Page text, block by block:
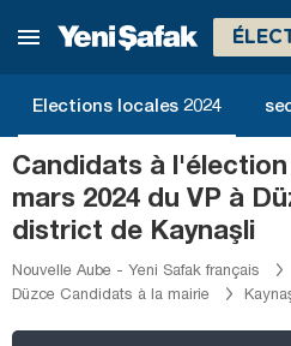
Elections locales 2024
Candidats à
mars 2024 du VP à
district de Kaynaşli
Nouvelle Aube - Yeni Safak français
Düzce Candidats à la mairie
Bitlis
Burdur
Bursa
Çanakkale
Çankırı
Çorum